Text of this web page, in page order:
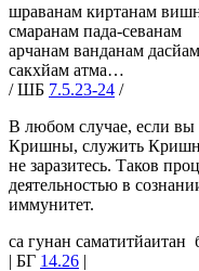
шраванам киртанам
смаранам пада-севанам
арчанам ванданам дасйам
сакхйам атма…
/ ШБ 7.5.23-24 /
В любом случае, если вы
Кришны, служить
не заразитесь. Таков
деятельностью в
иммунитет.
са гунан саматитйаитан
| БГ 14.26 |